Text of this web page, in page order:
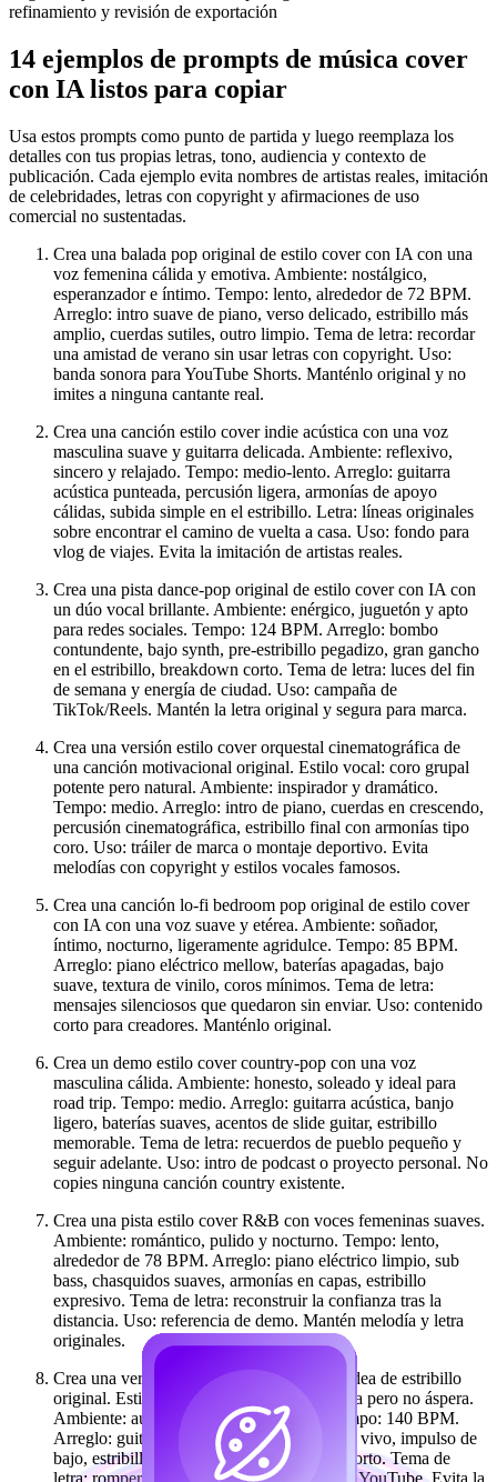
14 ejemplos de prompts de música cover
con IA listos para copiar
Usa estos prompts como punto de partida y luego reemplaza los
detalles con tus propias letras, tono, audiencia y contexto de
publicación. Cada ejemplo evita nombres de artistas reales, imitación
de celebridades, letras con copyright y afirmaciones de uso
comercial no sustentadas.
Crea una balada pop original de estilo cover con IA con una
voz femenina cálida y emotiva. Ambiente: nostálgico,
esperanzador e íntimo. Tempo: lento, alrededor de 72 BPM.
Arreglo: intro suave de piano, verso delicado, estribillo más
amplio, cuerdas sutiles, outro limpio. Tema de letra: recordar
una amistad de verano sin usar letras con copyright. Uso:
banda sonora para YouTube Shorts. Manténlo original y no
imites a ninguna cantante real.
Crea una canción estilo cover indie acústica con una voz
masculina suave y guitarra delicada. Ambiente: reflexivo,
sincero y relajado. Tempo: medio-lento. Arreglo: guitarra
acústica punteada, percusión ligera, armonías de apoyo
cálidas, subida simple en el estribillo. Letra: líneas originales
sobre encontrar el camino de vuelta a casa. Uso: fondo para
vlog de viajes. Evita la imitación de artistas reales.
Crea una pista dance-pop original de estilo cover con IA con
un dúo vocal brillante. Ambiente: enérgico, juguetón y apto
para redes sociales. Tempo: 124 BPM. Arreglo: bombo
contundente, bajo synth, pre-estribillo pegadizo, gran gancho
en el estribillo, breakdown corto. Tema de letra: luces del fin
de semana y energía de ciudad. Uso: campaña de
TikTok/Reels. Mantén la letra original y segura para marca.
Crea una versión estilo cover orquestal cinematográfica de
una canción motivacional original. Estilo vocal: coro grupal
potente pero natural. Ambiente: inspirador y dramático.
Tempo: medio. Arreglo: intro de piano, cuerdas en crescendo,
percusión cinematográfica, estribillo final con armonías tipo
coro. Uso: tráiler de marca o montaje deportivo. Evita
melodías con copyright y estilos vocales famosos.
Crea una canción lo-fi bedroom pop original de estilo cover
con IA con una voz suave y etérea. Ambiente: soñador,
íntimo, nocturno, ligeramente agridulce. Tempo: 85 BPM.
Arreglo: piano eléctrico mellow, baterías apagadas, bajo
suave, textura de vinilo, coros mínimos. Tema de letra:
mensajes silenciosos que quedaron sin enviar. Uso: contenido
corto para creadores. Manténlo original.
Crea un demo estilo cover country-pop con una voz
masculina cálida. Ambiente: honesto, soleado y ideal para
road trip. Tempo: medio. Arreglo: guitarra acústica, banjo
ligero, baterías suaves, acentos de slide guitar, estribillo
memorable. Tema de letra: recuerdos de pueblo pequeño y
seguir adelante. Uso: intro de podcast o proyecto personal. No
copies ninguna canción country existente.
Crea una pista estilo cover R&B con voces femeninas suaves.
Ambiente: romántico, pulido y nocturno. Tempo: lento,
alrededor de 78 BPM. Arreglo: piano eléctrico limpio, sub
bass, chasquidos suaves, armonías en capas, estribillo
expresivo. Tema de letra: reconstruir la confianza tras la
distancia. Uso: referencia de demo. Mantén melodía y letra
originales.
Crea una versión estilo cover rock de una idea de estribillo
original. Estilo vocal: voz masculina rasposa pero no áspera.
Ambiente: audaz, rebelde y motivador. Tempo: 140 BPM.
Arreglo: guitarras distorsionadas, batería en vivo, impulso de
bajo, estribillo tipo canto, solo de guitarra corto. Tema de
letra: romper límites antiguos. Uso: intro de YouTube. Evita la